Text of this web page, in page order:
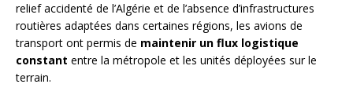
relief accidenté de l’Algérie et de l’absence d’infrastructures
routières adaptées dans certaines régions, les avions de
transport ont permis de maintenir un flux logistique
constant entre la métropole et les unités déployées sur le
terrain.